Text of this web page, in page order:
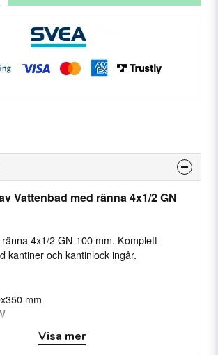
Vattenbad med ränna 4x1/2 GN
4x1/2 GN-100 mm. Komplett
kantiner och kantinlock ingår.
mm
Visa mer